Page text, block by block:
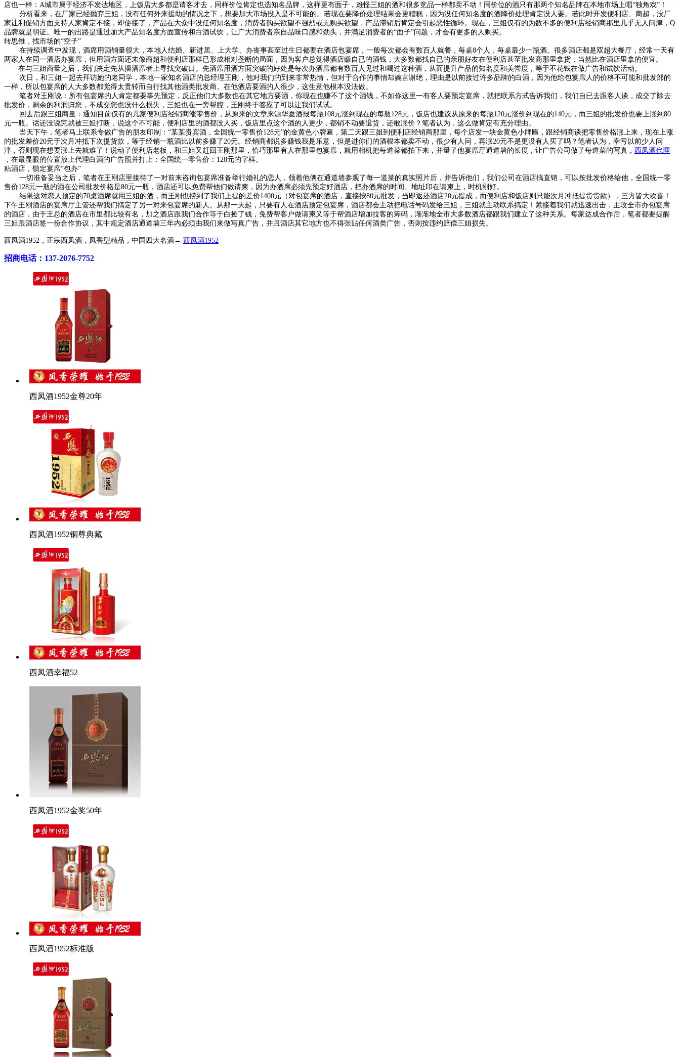
店也一样：A城市属于经济不发达地区，上饭店大多都是请客才去，同样价位肯定也选知名品牌，这样更有面子，难怪三姐的酒和很多竞品一样都卖不动！同价位的酒只有那两个知名品牌在本地市场上唱“独角戏”！
分析看来，在厂家已经抛弃三姐，没有任何外来援助的情况之下，想要加大市场投入是不可能的。若现在要降价处理结果会更糟糕，因为没任何知名度的酒降价处理肯定没人要。若此时开发便利店、商超，没厂
家让利促销方面支持人家肯定不接，即使接了，产品在大众中没任何知名度，消费者购买欲望不强烈或无购买欲望，产品滞销后肯定会引起恶性循环。现在，三姐仅有的为数不多的便利店经销商那里几乎无人问津，Q
品牌就是明证。唯一的出路是通过加大产品知名度方面宣传和白酒试饮，让广大消费者亲自品味口感和劲头，并满足消费者的“面子”问题，才会有更多的人购买。
转思维，找市场的“空子”
在持续调查中发现，酒席用酒销量很大，本地人结婚、新进居、上大学、办丧事甚至过生日都要在酒店包宴席，一般每次都会有数百人就餐，每桌8个人，每桌最少一瓶酒。很多酒店都是双超大餐厅，经常一天有
两家人在同一酒店办宴席，但用酒方面还未像商超和便利店那样已形成相对垄断的局面，因为客户总觉得酒店赚自已的酒钱，大多数都找自已的亲朋好友在便利店甚至批发商那里拿货，当然比在酒店里拿的便宜。
在与三姐商量之后，我们决定先从摆酒席者上寻找突破口。先酒席用酒方面突破的好处是每次办酒席都有数百人见过和喝过这种酒，从而提升产品的知名度和美誉度，等于不花钱在做广告和试饮活动。
次日，和三姐一起去拜访她的老同学，本地一家知名酒店的总经理王刚，他对我们的到来非常热情，但对于合作的事情却婉言谢绝，理由是以前接过许多品牌的白酒，因为他给包宴席人的价格不可能和批发部的
一样，所以包宴席的人大多数都觉得太贵转而自行找其他酒类批发商。在他酒店要酒的人很少，这生意他根本没法做。
笔者对王刚说：所有包宴席的人肯定都要事先预定，反正他们大多数也在其它地方要酒，你现在也赚不了这个酒钱，不如你这里一有客人要预定宴席，就把联系方式告诉我们，我们自已去跟客人谈，成交了除去
批发价，剩余的利润归您，不成交您也没什么损失，三姐也在一旁帮腔，王刚终于答应了可以让我们试试。
回去后跟三姐商量：通知目前仅有的几家便利店经销商涨零售价，从原来的文章来源华夏酒报每瓶108元涨到现在的每瓶128元，饭店也建议从原来的每瓶120元涨价到现在的140元，而三姐的批发价也要上涨到80
元一瓶。话还没说完就被三姐打断，说这个不可能，便利店里的酒都没人买，饭店里点这个酒的人更少，都销不动要退货，还敢涨价？笔者认为，这么做肯定有充分理由。
当天下午，笔者马上联系专做广告的朋友印制：“某某贵宾酒，全国统一零售价128元”的金黄色小牌匾，第二天跟三姐到便利店经销商那里，每个店发一块金黄色小牌匾，跟经销商谈把零售价格涨上来，现在上涨
的批发差价20元于次月冲抵下次提货款，等于经销一瓶酒比以前多赚了20元。经销商都说多赚钱我是乐意，但是进你们的酒根本都卖不动，很少有人问，再涨20元不是更没有人买了吗？笔者认为，幸亏以前少人问
津，否则现在想要涨上去就难了！说动了便利店老板，和三姐又赶回王刚那里，恰巧那里有人在那里包宴席，就用相机把每道菜都拍下来，并量了他宴席厅通道墙的长度，让广告公司做了每道菜的写真， 西凤酒代理
，在最显眼的位置放上代理白酒的广告照并打上：全国统一零售价：128元的字样。
粘酒店，锁定宴席“包办”
一切准备妥当之后，笔者在王刚店里接待了一对前来咨询包宴席准备举行婚礼的恋人，领着他俩在通道墙参观了每一道菜的真实照片后，并告诉他们，我们公司在酒店搞直销，可以按批发价格给他，全国统一零
售价128元一瓶的酒在公司批发价格是80元一瓶，酒店还可以免费帮他们做请柬，因为办酒席必须先预定好酒店，把办酒席的时间、地址印在请柬上，时机刚好。
结果这对恋人预定的70桌酒席就用三姐的酒，而王刚也捞到了我们上提的差价1400元（对包宴席的酒店，直接按80元批发，当即返还酒店20元提成，而便利店和饭店则只能次月冲抵提货货款），三方皆大欢喜！
下午王刚酒店的宴席厅主管还帮我们搞定了另一对来包宴席的新人。从那一天起，只要有人在酒店预定包宴席，酒店都会主动把电话号码发给三姐，三姐就主动联系搞定！紧接着我们就迅速出击，主攻全市办包宴席
的酒店，由于王总的酒店在市里都比较有名，加之酒店跟我们合作等于白捡了钱，免费帮客户做请柬又等于帮酒店增加拉客的筹码，渐渐地全市大多数酒店都跟我们建立了这种关系。每家达成合作后，笔者都要提醒
三姐跟酒店签一份合作协议，其中规定酒店通道墙三年内必须由我们来做写真广告，并且酒店其它地方也不得张贴任何酒类广告，否则按违约赔偿三姐损失。
西凤酒1952，正宗西凤酒，凤香型精品，中国四大名酒→ 西凤酒1952
招商电话：137-2076-7752
西凤酒1952金尊20年
西凤酒1952铜尊典藏
西凤酒幸福52
西凤酒1952金奖50年
西凤酒1952标准版